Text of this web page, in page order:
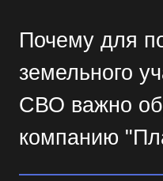
Почему для
земельного
СВО важно
компанию